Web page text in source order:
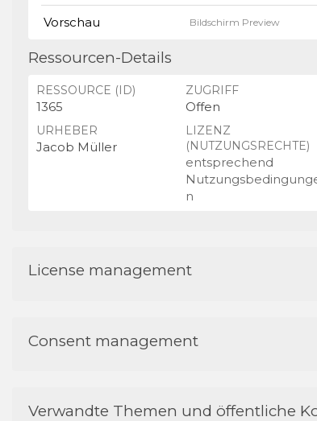
Vorschau Bildschirm Preview
Ressourcen-Details
RESSOURCE (ID)
1365
ZUGRIFF
Offen
URHEBER
Jacob Müller
LIZENZ
(NUTZUNGSRECHTE)
entsprechend
n
License management
Consent management
Verwandte Themen und öffentliche